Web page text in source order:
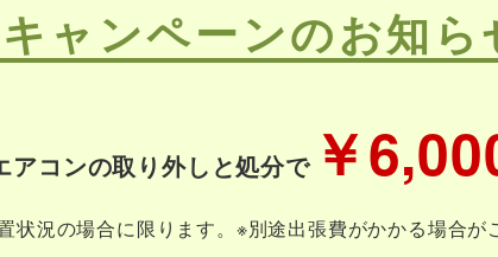
キャンペーンのお知ら
アコンの取り外しと処分で￥
状況の場合に限ります。 ※別途出張費がかかる場合が